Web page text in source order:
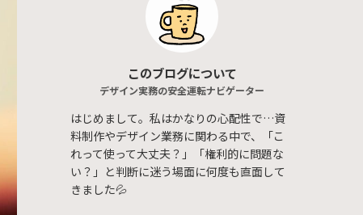
このブログについて
デザイン実務の安全運転ナビゲーター
はじめまして。私はかなりの心配性で…資
料制作やデザイン業務に関わる中で、「こ
れって使って大丈夫？」「権利的に問題な
い？」と判断に迷う場面に何度も直面して
きました💦